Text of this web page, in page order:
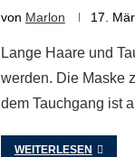
von Marlon 17.
Lange Haare und
werden. Die Maske
dem Tauchgang ist
WEITERLESEN